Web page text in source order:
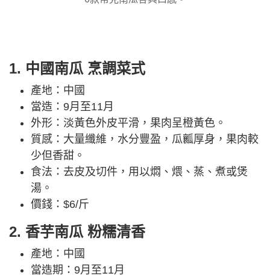
1. 中國南瓜 烹調菜式
產地：中國
當造：9月至11月
外形：淡黃色外皮平滑，果肉呈橙黃色。
質感：大量纖維，水分豐盈，瓜瓤厚身，果肉較
少但香甜。
食法：去皮及切件，用以燜、煨、蒸、煮或煲
湯。
價錢：$6/斤
2. 香芋南瓜 粉糯清香
產地：中國
當造期：9月至11月